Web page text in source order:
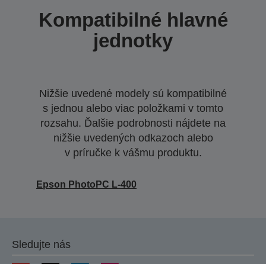
Kompatibilné hlavné
jednotky
Nižšie uvedené modely sú kompatibilné
s jednou alebo viac položkami v tomto
rozsahu. Ďalšie podrobnosti nájdete na
nižšie uvedených odkazoch alebo
v príručke k vášmu produktu.
Epson PhotoPC L-400
Sledujte nás